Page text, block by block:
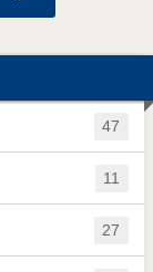
47
11
27